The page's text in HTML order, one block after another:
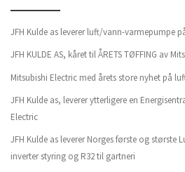
JFH Kulde as leverer luft/vann-varmepumpe
JFH KULDE AS, kåret til ÅRETS TØFFING av
Mitsubishi Electric med årets store nyhet på
JFH Kulde as, leverer ytterligere en
Electric
JFH Kulde as leverer Norges første og største
inverter styring og R32 til gartneri